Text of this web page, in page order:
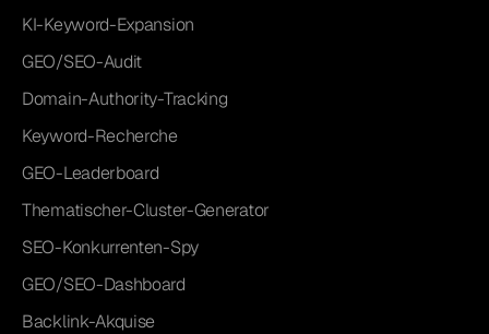
KI-Keyword-Expansion
GEO/SEO-Audit
Domain-Authority-Tracking
Keyword-Recherche
GEO-Leaderboard
Thematischer-Cluster-Generator
SEO-Konkurrenten-Spy
GEO/SEO-Dashboard
Backlink-Akquise